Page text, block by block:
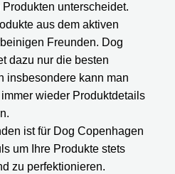
unterscheidet.
aus dem aktiven
Freunden. Dog
dazu nur die besten
insbesondere kann man
wieder Produktdetails
ist für Dog Copenhagen
um Ihre Produkte stets
zu perfektionieren.